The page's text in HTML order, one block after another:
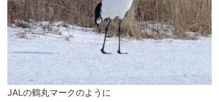
JALの鶴丸マークのように